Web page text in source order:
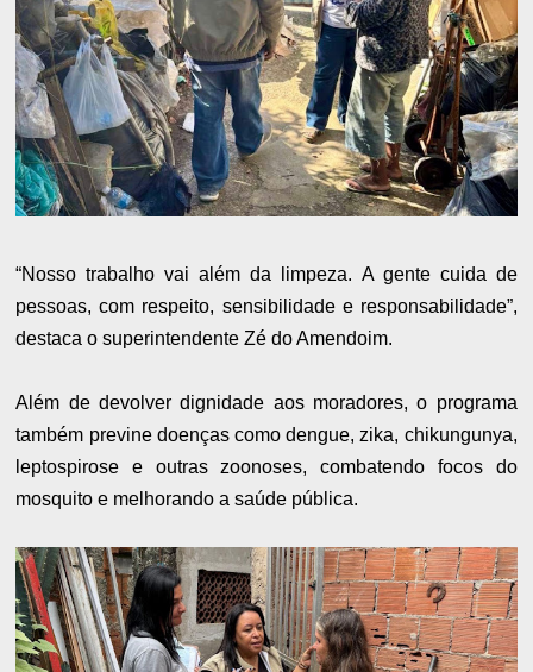
“Nosso trabalho vai além da limpeza. A gente cuida de
pessoas, com respeito, sensibilidade e responsabilidade”,
destaca o superintendente Zé do Amendoim.
Além de devolver dignidade aos moradores, o programa
também previne doenças como dengue, zika, chikungunya,
leptospirose e outras zoonoses, combatendo focos do
mosquito e melhorando a saúde pública.